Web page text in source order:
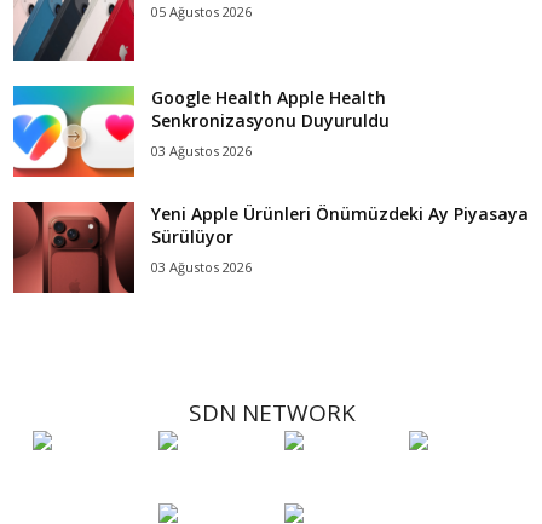
05 Ağustos 2026
Google Health Apple Health
Senkronizasyonu Duyuruldu
03 Ağustos 2026
Yeni Apple Ürünleri Önümüzdeki Ay Piyasaya
Sürülüyor
03 Ağustos 2026
SDN NETWORK